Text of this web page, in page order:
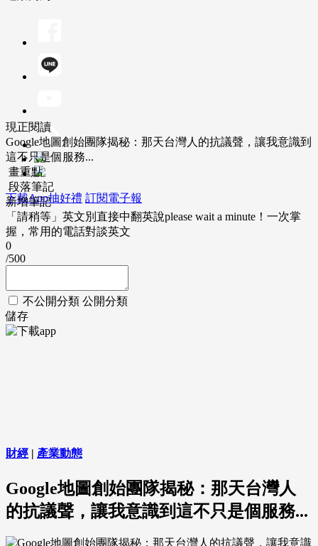
下載App抽好禮 訂閱電子報
現正閱讀
Google地圖創始團隊揭秘：那天台灣人的抗議聲，讓我意識到
這不只是個服務...
畫重點
段落筆記
新增筆記
「請稍等」英文別直接中翻英說please wait a minute！一次掌
握，常用的電話對談英文
0
/500
不公開分類 公開分類
儲存
財經 | 產業動態
Google地圖創始團隊揭秘：那天台灣人
的抗議聲，讓我意識到這不只是個服務...